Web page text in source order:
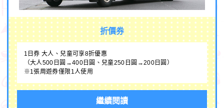
折價券
1日券 大人、兒童可享8折優惠
（大人500日圓→400日圓、兒童250日圓→200日圓）
※1張周遊券僅限1人使用
繼續閱讀